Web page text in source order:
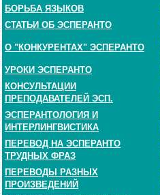
БОРЬБА ЯЗЫКОВ
СТАТЬИ ОБ ЭСПЕРАНТО
О "КОНКУРЕНТАХ" ЭСПЕРАНТО
УРОКИ ЭСПЕРАНТО
КОНСУЛЬТАЦИИ
ПРЕПОДАВАТЕЛЕЙ ЭСП.
ЭСПЕРАНТОЛОГИЯ И
ИНТЕРЛИНГВИСТИКА
ПЕРЕВОД НА ЭСПЕРАНТО
ТРУДНЫХ ФРАЗ
ПЕРЕВОДЫ РАЗНЫХ
ПРОИЗВЕДЕНИЙ